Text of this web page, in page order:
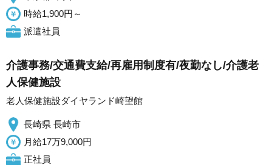
時給1,900円～
派遣社員
介護事務/交通費支給/再雇用制度有/夜勤なし/介護老
人保健施設
老人保健施設ダイヤランド崎望館
長崎県 長崎市
月給17万9,000円
正社員